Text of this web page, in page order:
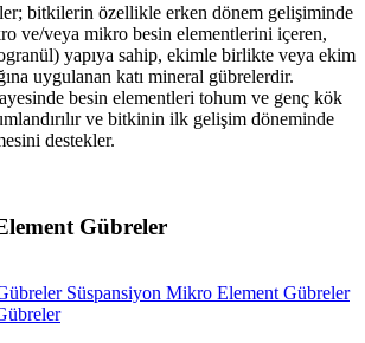
bitkilerin özellikle erken dönem gelişiminde
ve/veya mikro besin elementlerini içeren,
yapıya sahip, ekimle birlikte veya ekim
uygulanan katı mineral gübrelerdir.
besin elementleri tohum ve genç kök
ve bitkinin ilk gelişim döneminde
destekler.
Gübreler
Süspansiyon Mikro Element Gübreler